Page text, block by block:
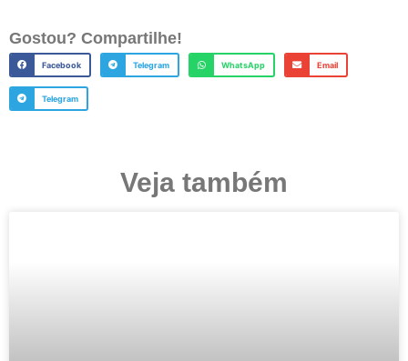
Gostou? Compartilhe!
Facebook Telegram WhatsApp Email
Telegram
Veja também